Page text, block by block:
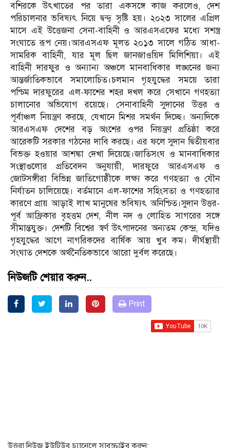
বশিরকে উৎখাতের পর তারা একসঙ্গে কাজ করলেও, দেশ
পরিচালনার ভবিষ্যৎ নিয়ে দ্বন্দ্ব সৃষ্টি হয়। ২০২৩ সালের এপ্রিল
মাসে এই উত্তেজনা সেনা-বাহিনী ও আরএসএফের মধ্যে সশস্ত্র
সংঘাতে রূপ নেয়।আরএসএফ মূলত ২০১৩ সালে গঠিত আধা-
সামরিক বাহিনী, যার মূল ছিল জানজাওয়িদ মিলিশিয়া। এই
বাহিনী দারফুর ও অন্যান্য অঞ্চলে মানবাধিকার লঙ্ঘনের জন্য
আন্তর্জাতিকভাবে সমালোচিত।চলমান গৃহযুদ্ধের সময়ে তারা
পশ্চিম দারফুরের এল-ফাশের শহর দখল করে সেখানে গণহত্যা
চালানোর অভিযোগ রয়েছে। সেনাবাহিনী সুদানের উত্তর ও
পূর্বাঞ্চল নিয়ন্ত্রণ করছে, যেখানে মিশর সমর্থন দিচ্ছে। অন্যদিকে
আরএসএফ দেশের বড় অংশের ওপর নিয়ন্ত্রণ প্রতিষ্ঠা করে
আরেকটি সরকার গঠনের দাবি করছে। এর ফলে সুদান দ্বিতীয়বার
বিভক্ত হওয়ার আশঙ্কা দেখা দিয়েছে।জাতিসংঘ ও মানবাধিকার
সংস্থাগুলোর প্রতিবেদন অনুযায়ী, দারফুরে আরএসএফ ও
জোটসঙ্গীরা বিভিন্ন জাতিগোষ্ঠীকে লক্ষ্য করে গণহত্যা ও যৌন
নির্যাতন চালিয়েছে। বর্তমানে এল-ফাশের সহিংসতা ও গণহত্যার
কারণে প্রায় আড়াই লাখ মানুষের ভবিষ্যৎ অনিশ্চিত।সুদান উত্তর-
পূর্ব আফ্রিকার বৃহত্তম দেশ, নীল নদ ও লোহিত সাগরের সঙ্গে
সীমান্তযুক্ত। দেশটি বিশ্বের স্বর্ণ উৎপাদনের অন্যতম কেন্দ্র, যদিও
গৃহযুদ্ধের আগে নাগরিকদের বার্ষিক আয় খুব কম। দীর্ঘস্থায়ী
সংঘাত দেশকে অর্থনৈতিকভাবে আরো দুর্বল করেছে।
নিউজটি শেয়ার করুন..
Print